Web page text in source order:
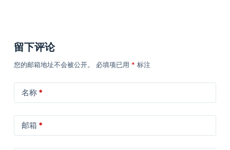
留下评论
您的邮箱地址不会被公开。 必填项已用 * 标注
名称*
邮箱 *